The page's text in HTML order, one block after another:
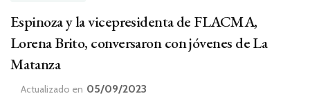
Espinoza y la vicepresidenta de FLACMA,
Lorena Brito, conversaron con jóvenes de La
Matanza
Actualizado en 05/09/2023